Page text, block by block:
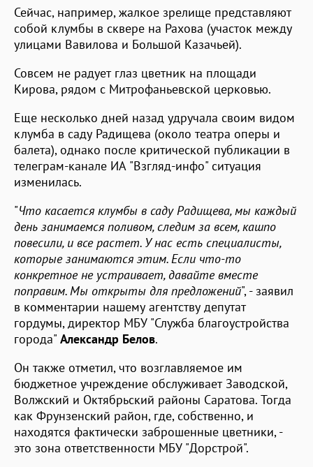
Сейчас, например, жалкое зрелище представляют
собой клумбы в сквере на Рахова (участок между
улицами Вавилова и Большой Казачьей).
Совсем не радует глаз цветник на площади
Кирова, рядом с Митрофаньевской церковью.
Еще несколько дней назад удручала своим видом
клумба в саду Радищева (около театра оперы и
балета), однако после критической публикации в
телеграм-канале ИА "Взгляд-инфо" ситуация
изменилась.
"Что касается клумбы в саду Радищева, мы каждый
день занимаемся поливом, следим за всем, кашпо
повесили, и все растет. У нас есть специалисты,
которые занимаются этим. Если что-то
конкретное не устраивает, давайте вместе
поправим. Мы открыты для предложений", - заявил
в комментарии нашему агентству депутат
гордумы, директор МБУ "Служба благоустройства
города" Александр Белов.
Он также отметил, что возглавляемое им
бюджетное учреждение обслуживает Заводской,
Волжский и Октябрьский районы Саратова. Тогда
как Фрунзенский район, где, собственно, и
находятся фактически заброшенные цветники, -
это зона ответственности МБУ "Дорстрой".